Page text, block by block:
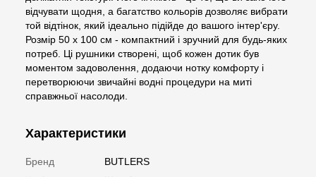
відчувати щодня, а багатство кольорів дозволяє вибрати
той відтінок, який ідеально підійде до вашого інтер'єру.
Розмір 50 х 100 см - компактний і зручний для будь-яких
потреб. Ці рушники створені, щоб кожен дотик був
моментом задоволення, додаючи нотку комфорту і
перетворюючи звичайні водні процедури на миті
справжньої насолоди.
Характеристики
Бренд
BUTLERS